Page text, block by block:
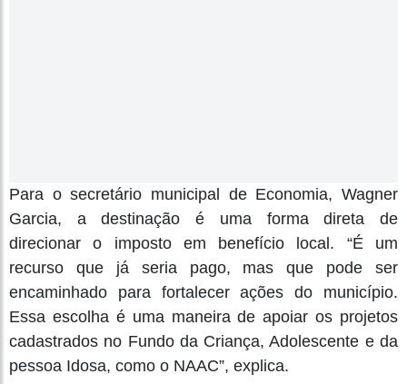
Para o secretário municipal de Economia, Wagner
Garcia, a destinação é uma forma direta de
direcionar o imposto em benefício local. “É um
recurso que já seria pago, mas que pode ser
encaminhado para fortalecer ações do município.
Essa escolha é uma maneira de apoiar os projetos
cadastrados no Fundo da Criança, Adolescente e da
pessoa Idosa, como o NAAC”, explica.